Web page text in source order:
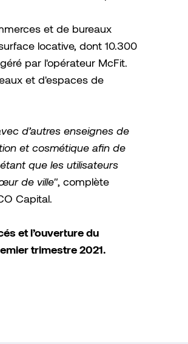
et de bureaux
locative, dont 10.300
par l'opérateur McFit.
et d'espaces de
d’autres enseignes de
et cosmétique afin de
que les utilisateurs
de ville", complète
Capital.
et l’ouverture du
trimestre 2021.